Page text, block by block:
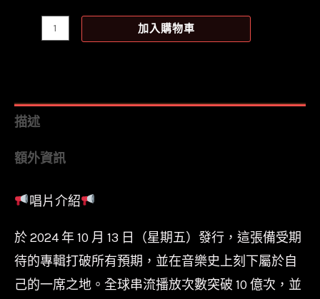
肯
森
Carson
A
Great
Chaos/602458706253
加入購物車
描述
額外資訊
唱片介紹
於 2024 年 10 月 13 日（星期五）發行，這張備受期
待的專輯打破所有預期，並在音樂史上刻下屬於自
己的一席之地。全球串流播放次數突破 10 億次，並